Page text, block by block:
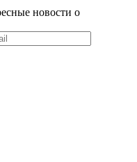
новости о